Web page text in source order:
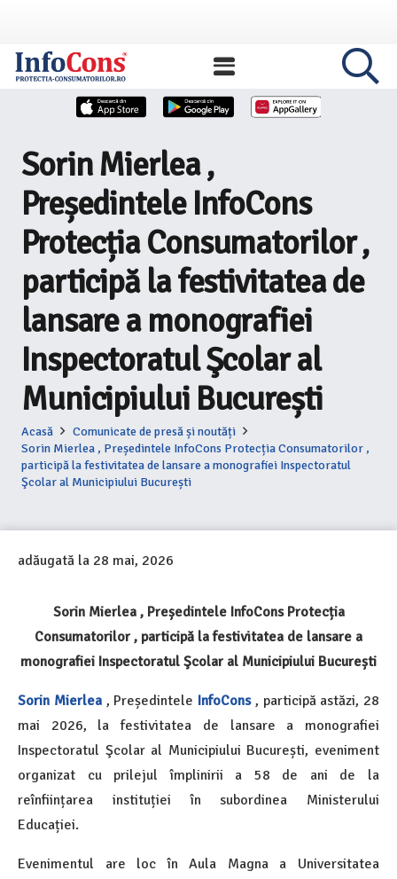
Sorin Mierlea ,
Președintele InfoCons
Protecția Consumatorilor ,
participă la festivitatea de
lansare a monografiei
Inspectoratul Şcolar al
Municipiului București
Acasă
Comunicate de presă și noutăți
Sorin Mierlea , Președintele InfoCons Protecția Consumatorilor ,
participă la festivitatea de lansare a monografiei Inspectoratul
Şcolar al Municipiului București
adăugată la 28 mai, 2026
Sorin Mierlea , Președintele InfoCons Protecția
Consumatorilor , participă la festivitatea de lansare a
monografiei Inspectoratul Şcolar al Municipiului București
Sorin Mierlea, Președintele InfoCons, participă astăzi, 28
mai 2026, la festivitatea de lansare a monografiei
Inspectoratul Şcolar al Municipiului București, eveniment
organizat cu prilejul împlinirii a 58 de ani de la
reînființarea instituției în subordinea Ministerului
Educației.
Evenimentul are loc în Aula Magna a Universitatea